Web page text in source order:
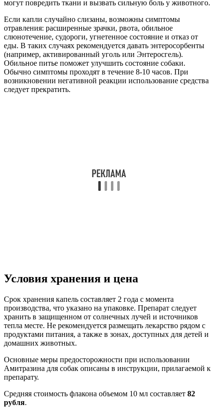
могут повредить ткани и вызвать сильную боль у животного.
Если капли случайно слизаны, возможны симптомы
отравления: расширенные зрачки, рвота, обильное
слюнотечение, судороги, угнетенное состояние и отказ от
еды. В таких случаях рекомендуется давать энтеросорбенты
(например, активированный уголь или Энтеросгель).
Обильное питье поможет улучшить состояние собаки.
Обычно симптомы проходят в течение 8-10 часов. При
возникновении негативной реакции использование средства
следует прекратить.
Условия хранения и цена
Срок хранения капель составляет 2 года с момента
производства, что указано на упаковке. Препарат следует
хранить в защищенном от солнечных лучей и источников
тепла месте. Не рекомендуется размещать лекарство рядом с
продуктами питания, а также в зонах, доступных для детей и
домашних животных.
Основные меры предосторожности при использовании
Амитразина для собак описаны в инструкции, прилагаемой к
препарату.
Средняя стоимость флакона объемом 10 мл составляет 82
рубля.